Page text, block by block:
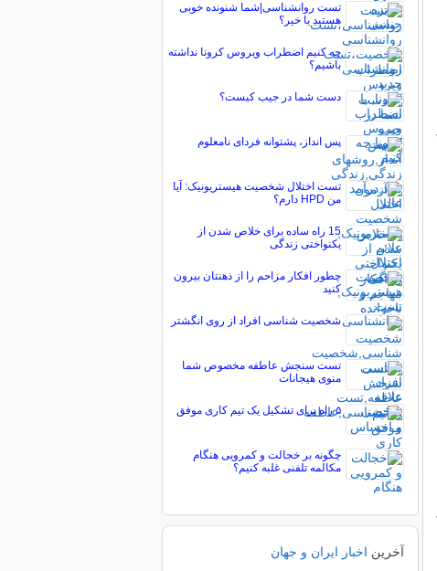
تست روانشناسی|شما شنونده خوبی
هستید یا خیر؟
چه کنیم اضطراب ویروس کرونا نداشته
باشیم؟
دست شما در جیب کیست؟
پس انداز، پشتوانه فردای نامعلوم
تست اختلال شخصیت هیستریونیک: آیا
من HPD دارم؟
15 راه ساده برای خلاص شدن از
یکنواختی زندگی
چطور افکار مزاحم را از ذهنتان بیرون
کنید
شخصیت شناسی افراد از روی انگشتر
تست سنجش عاطفه مخصوص شما
منوی هیجانات
۵ راه برای تشکیل یک تیم کاری موفق
چگونه بر خجالت و کمرویی هنگام
مکالمه تلفنی غلبه کنیم؟
آخرین اخبار ایران و جهان